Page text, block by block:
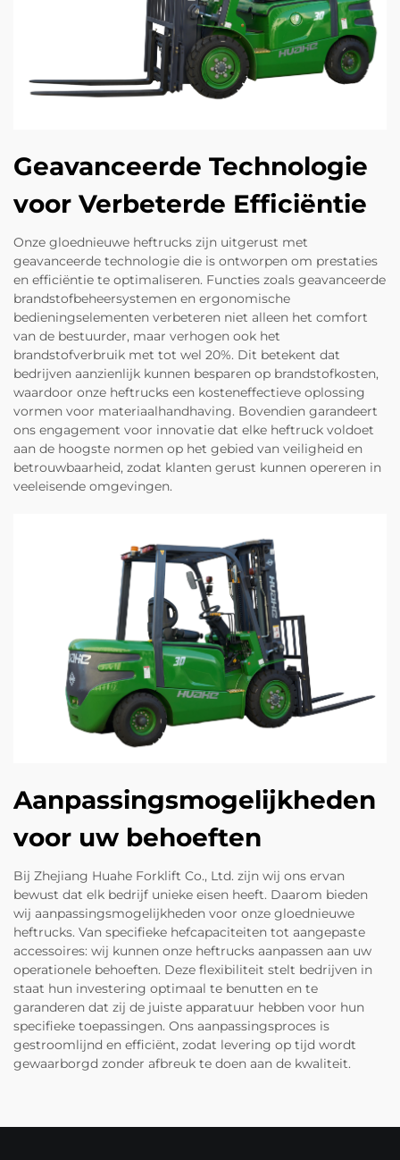
Geavanceerde Technologie
voor Verbeterde Efficiëntie
Onze gloednieuwe heftrucks zijn uitgerust met
geavanceerde technologie die is ontworpen om prestaties
en efficiëntie te optimaliseren. Functies zoals geavanceerde
brandstofbeheersystemen en ergonomische
bedieningselementen verbeteren niet alleen het comfort
van de bestuurder, maar verhogen ook het
brandstofverbruik met tot wel 20%. Dit betekent dat
bedrijven aanzienlijk kunnen besparen op brandstofkosten,
waardoor onze heftrucks een kosteneffectieve oplossing
vormen voor materiaalhandhaving. Bovendien garandeert
ons engagement voor innovatie dat elke heftruck voldoet
aan de hoogste normen op het gebied van veiligheid en
betrouwbaarheid, zodat klanten gerust kunnen opereren in
veeleisende omgevingen.
Aanpassingsmogelijkheden
voor uw behoeften
Bij Zhejiang Huahe Forklift Co., Ltd. zijn wij ons ervan
bewust dat elk bedrijf unieke eisen heeft. Daarom bieden
wij aanpassingsmogelijkheden voor onze gloednieuwe
heftrucks. Van specifieke hefcapaciteiten tot aangepaste
accessoires: wij kunnen onze heftrucks aanpassen aan uw
operationele behoeften. Deze flexibiliteit stelt bedrijven in
staat hun investering optimaal te benutten en te
garanderen dat zij de juiste apparatuur hebben voor hun
specifieke toepassingen. Ons aanpassingsproces is
gestroomlijnd en efficiënt, zodat levering op tijd wordt
gewaarborgd zonder afbreuk te doen aan de kwaliteit.